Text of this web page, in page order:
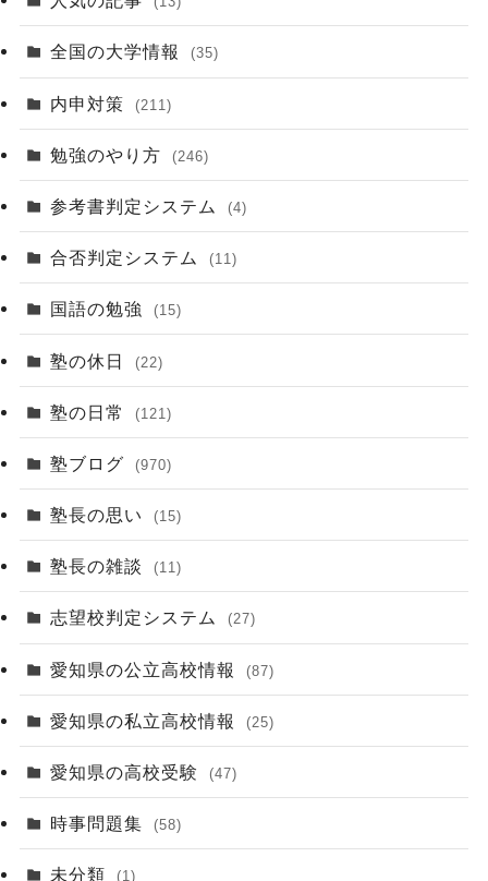
全国の大学情報 (35)
内申対策 (211)
勉強のやり方 (246)
参考書判定システム (4)
合否判定システム (11)
国語の勉強 (15)
塾の休日 (22)
塾の日常 (121)
塾ブログ (970)
塾長の思い (15)
塾長の雑談 (11)
志望校判定システム (27)
愛知県の公立高校情報 (87)
愛知県の私立高校情報 (25)
愛知県の高校受験 (47)
時事問題集 (58)
未分類 (1)